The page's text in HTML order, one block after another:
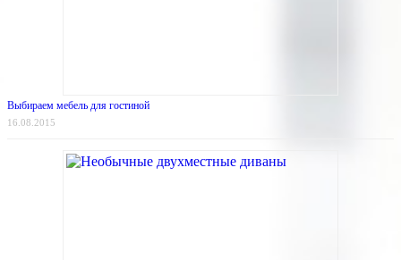
Выбираем мебель для гостиной
16.08.2015